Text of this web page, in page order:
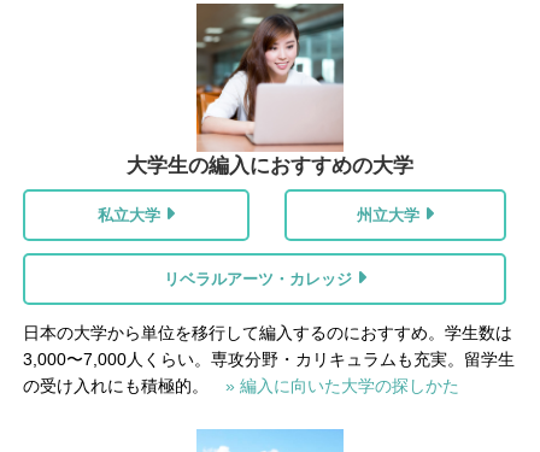
大学生の編入におすすめの大学
私立大学 州立大学
リベラルアーツ・カレッジ
日本の大学から単位を移行して編入するのにおすすめ。学生数は
3,000〜7,000人くらい。専攻分野・カリキュラムも充実。留学生
の受け入れにも積極的。» 編入に向いた大学の探しかた